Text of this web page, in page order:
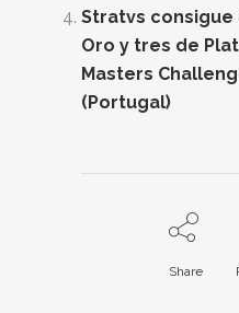
Stratvs consigue
Oro y tres de
Masters
(Portugal)
Share